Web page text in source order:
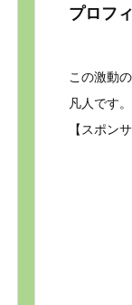
プロフ
この激動
凡人です
【スポン